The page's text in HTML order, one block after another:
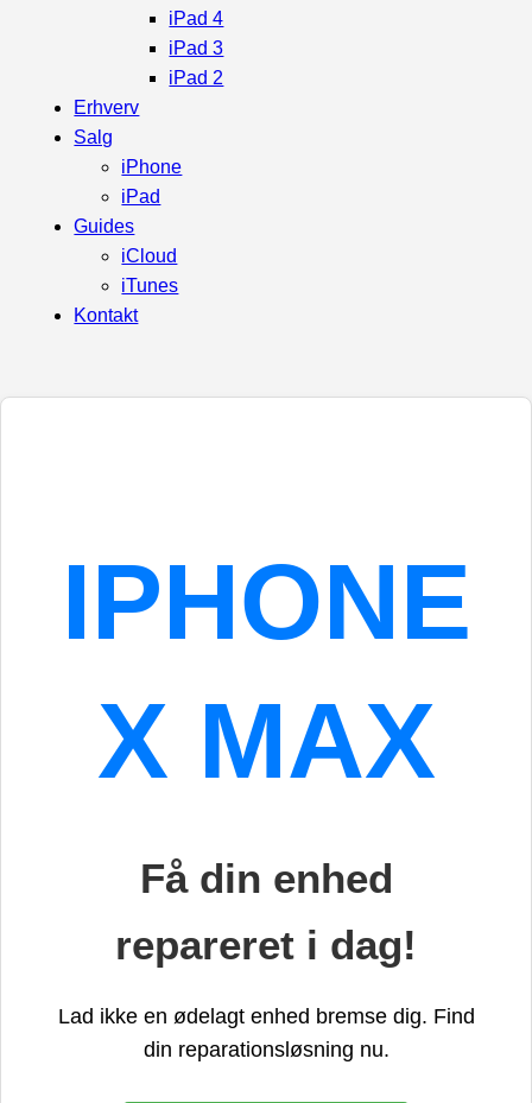
iPad 4
iPad 3
iPad 2
Erhverv
Salg
iPhone
iPad
Guides
iCloud
iTunes
Kontakt
IPHONE
X MAX
Få din enhed
repareret i dag!
Lad ikke en ødelagt enhed bremse dig. Find
din reparationsløsning nu.